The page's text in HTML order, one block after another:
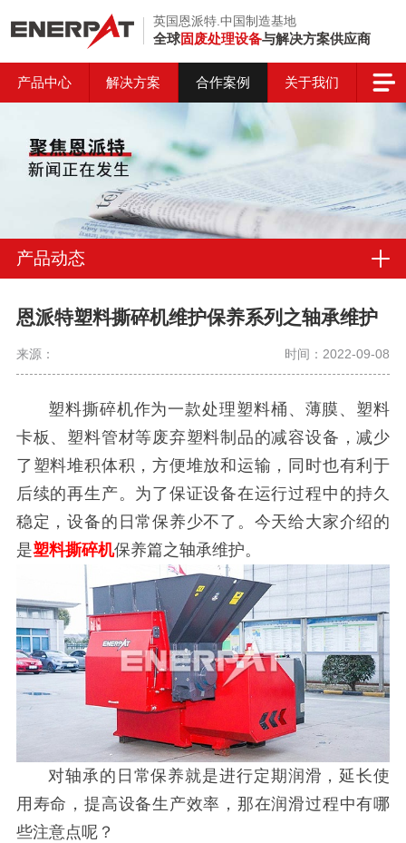
英国恩派特.中国制造基地
全球固废处理设备与解决方案供应商
产品中心 解决方案 合作案例 关于我们
产品动态
恩派特塑料撕碎机维护保养系列之轴承维护
来源： 时间：2022-09-08
塑料撕碎机作为一款处理塑料桶、薄膜、塑料
卡板、塑料管材等废弃塑料制品的减容设备，减少
了塑料堆积体积，方便堆放和运输，同时也有利于
后续的再生产。为了保证设备在运行过程中的持久
稳定，设备的日常保养少不了。今天给大家介绍的
是塑料撕碎机保养篇之轴承维护。
对轴承的日常保养就是进行定期润滑，延长使
用寿命，提高设备生产效率，那在润滑过程中有哪
些注意点呢？